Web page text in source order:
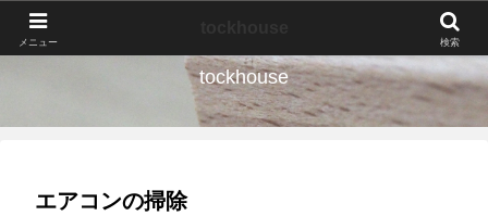
tockhouse
エアコンの掃除
メニュー 検索